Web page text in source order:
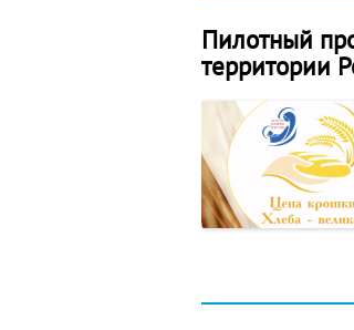
Пилотный
территории